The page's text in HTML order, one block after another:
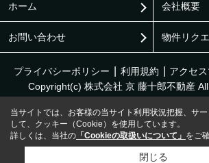
ホーム 会社概要
お問い合わせ 物件リク
プライバシーポリシー 利用規約 アクセ
Copyright(c) 株式会社 京 藤十郎不動産
当サイトでは、お客様の当サイト利用状況把握、サ
して、クッキー（Cookie）を使用しています。
詳しくは、当社の 「Cookieの取扱いについて」 をご
閉じる